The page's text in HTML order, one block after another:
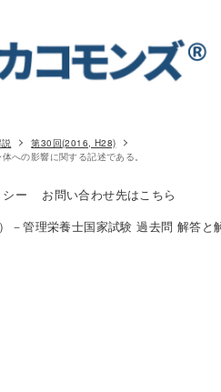
第30回(2016, H28)
の影響に関する記述である。
ー
お問い合わせ先はこちら
－管理栄養士国家試験 過去問 解答と